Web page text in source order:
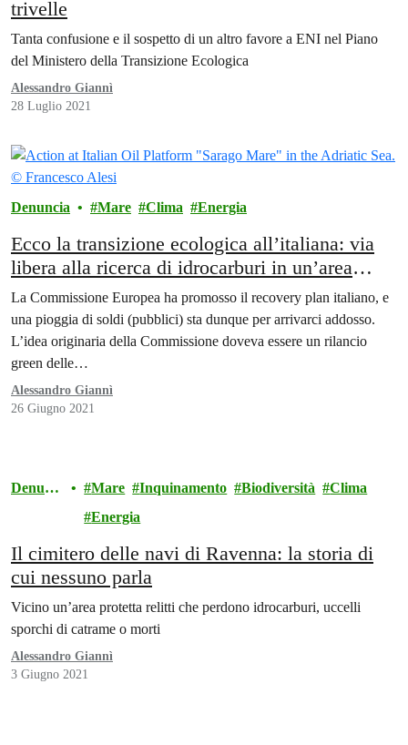
trivelle
Tanta confusione e il sospetto di un altro favore a ENI nel Piano
del Ministero della Transizione Ecologica
Alessandro Giannì
28 Luglio 2021
Denuncia Mare Clima Energia
Ecco la transizione ecologica all’italiana: via
libera alla ricerca di idrocarburi in un’area
protetta
La Commissione Europea ha promosso il recovery plan italiano, e
una pioggia di soldi (pubblici) sta dunque per arrivarci addosso.
L’idea originaria della Commissione doveva essere un rilancio
green delle…
Alessandro Giannì
26 Giugno 2021
Denunci
Mare Inquinamento Biodiversità
Clima
Energia
Il cimitero delle navi di Ravenna: la storia di
cui nessuno parla
Vicino un’area protetta relitti che perdono idrocarburi, uccelli
sporchi di catrame o morti
Alessandro Giannì
3 Giugno 2021